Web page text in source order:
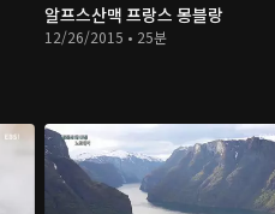
알프스산맥 프랑스 몽블랑
12/26/2015 • 25분